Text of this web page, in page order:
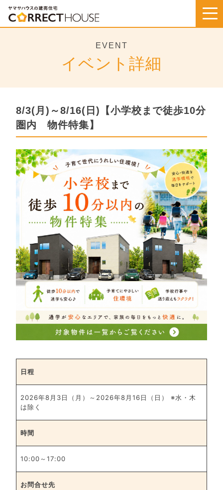
Skip
content
EVENT
イベント詳細
8/3(月)～8/16(日)【小学校まで徒歩10分
圏内 物件特集】
日程
2026年8月3日（月）～2026年8月16日（日） ※水・木
は除く
時間
10:00～17:00
お問合せ先